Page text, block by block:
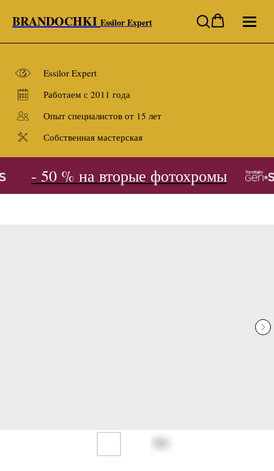
BRANDOCHKI Essilor Expert
Essilor Expert
Работаем с 2011 года
Опыт специалистов от 15 лет
Собственная мастерская
- 50 % на вторые фотохромы